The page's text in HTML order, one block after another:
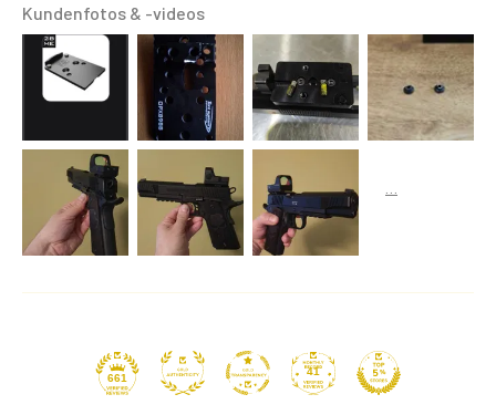
Kundenfotos & -videos
661
41